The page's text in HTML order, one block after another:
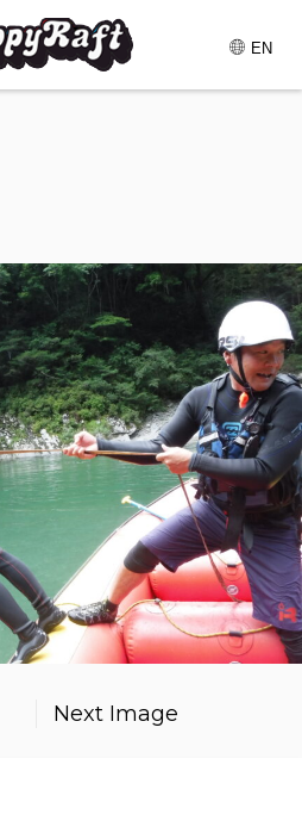
EN
Next Image